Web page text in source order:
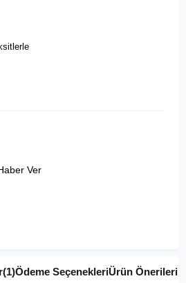
Ver
(1)Ödeme SeçenekleriÜrün Önerileri